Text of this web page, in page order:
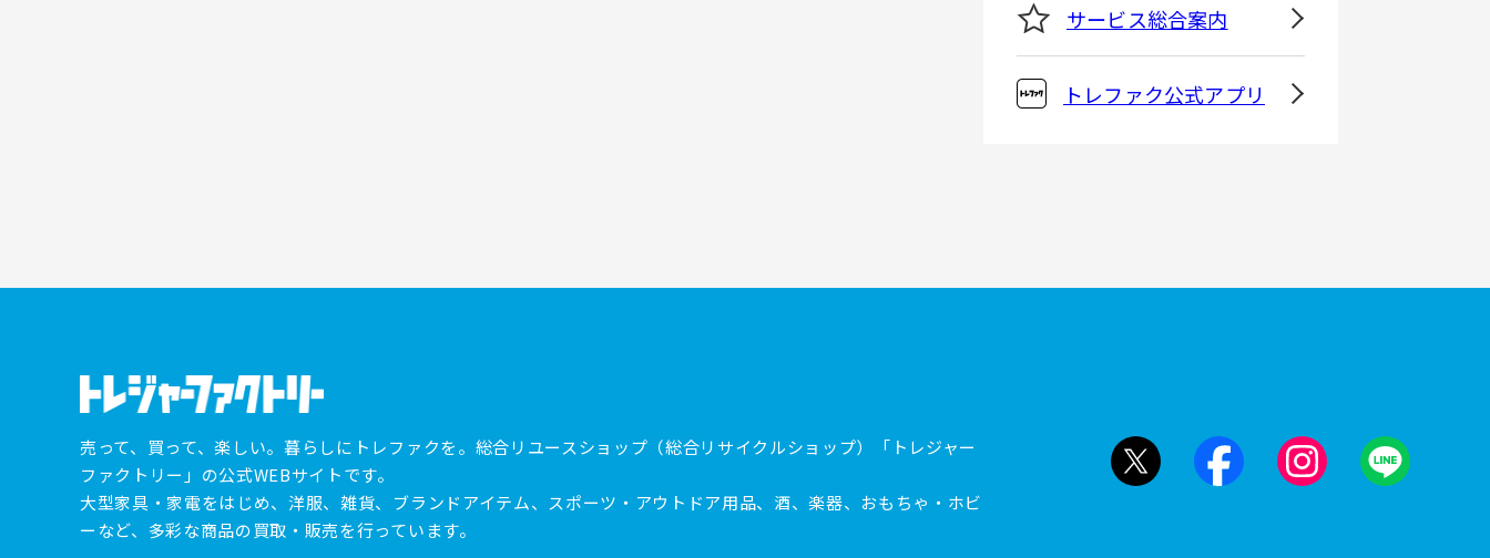
サービス総合案内
トレファク公式アプリ
売って、買って、楽しい。暮らしにトレファクを。総合リユースショップ（総合リサイクルショップ）「トレジャー
ファクトリー」の公式WEBサイトです。
大型家具・家電をはじめ、洋服、雑貨、ブランドアイテム、スポーツ・アウトドア用品、酒、楽器、おもちゃ・ホビ
ーなど、多彩な商品の買取・販売を行っています。